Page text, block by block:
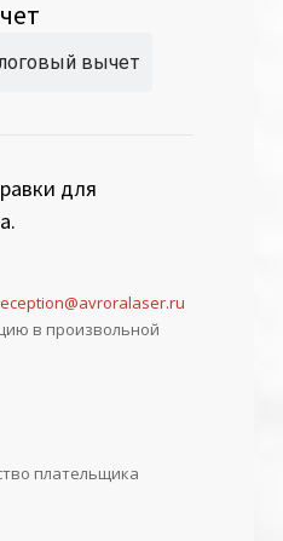
вычет
для
в произвольной
плательщика